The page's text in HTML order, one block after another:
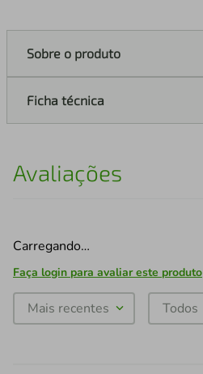
Sobre o produto
Ficha técnica
Avaliações
Carregando…
Faça login para avaliar este produto
Mais recentes Todos